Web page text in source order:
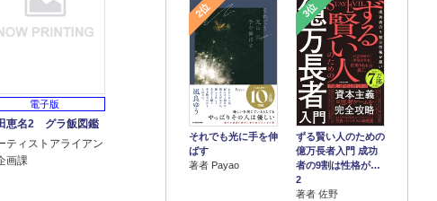
電子版
恵名2 グラ飯図鑑
ティストアライアン
画課
2位
それでも光に手を伸
ばす
著者 Payao
3位
ずる賢い人のための
億万長者入門 成功
者の9割は性格が…
2
著者 佐野